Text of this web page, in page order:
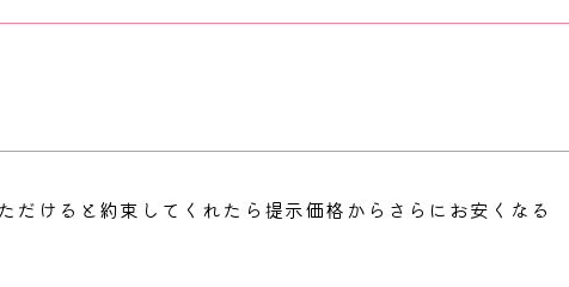
けると約束してくれたら提示価格からさらにお安くなる